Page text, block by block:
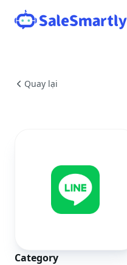
Quay lại
Category